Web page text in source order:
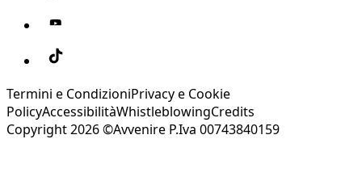
Termini e CondizioniPrivacy e Cookie
PolicyAccessibilitàWhistleblowingCredits
Copyright 2026 ©Avvenire P.Iva 00743840159